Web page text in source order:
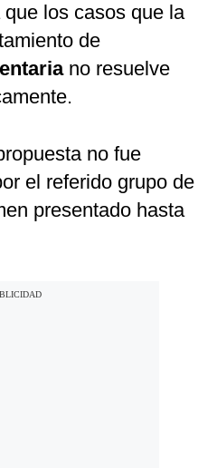
que los casos que la
de
no resuelve
no fue
el referido grupo de
presentado hasta